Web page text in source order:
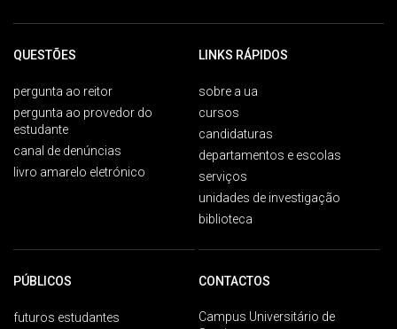
QUESTÕES
pergunta ao reitor
pergunta ao provedor do
estudante
canal de denúncias
livro amarelo eletrónico
LINKS RÁPIDOS
sobre a ua
cursos
candidaturas
departamentos e escolas
serviços
unidades de investigação
biblioteca
PÚBLICOS
futuros estudantes
CONTACTOS
Campus Universitário de